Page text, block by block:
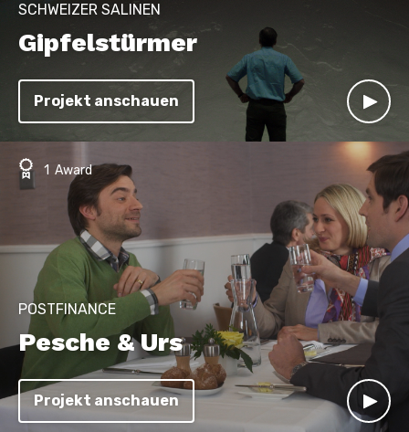
SCHWEIZER SALINEN
Gipfelstürmer
Projekt anschauen
POSTFINANCE
Pesche & Urs
1 Award
Projekt anschauen